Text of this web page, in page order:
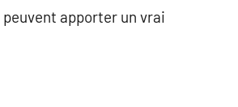
apporter un vrai